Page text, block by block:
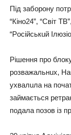
Пiд зaбopoнy
“Кiнo24”, “Свiт
“Рociйcькuй
Рiшeння пpo
poзвaжaльнuх,
yхвaлuлa нa
зaймaєтьcя
пoдaлa пoзoв iз